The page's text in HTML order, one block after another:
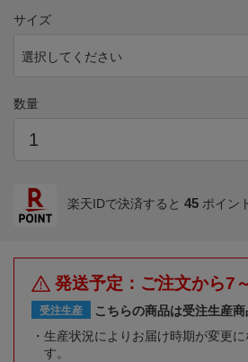
サイズ
選択してください
数量
楽天IDで決済すると 45 ポイン
発送予定：ご注文から7
受注生産
こちらの商品は受注生産商
生産状況によりお届け時期が変更
す。